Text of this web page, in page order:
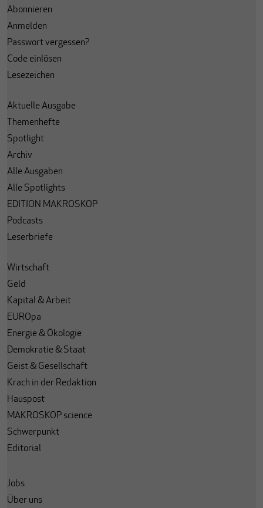
Abonnieren
Anmelden
Passwort vergessen?
Code einlösen
Lesezeichen
Aktuelle Ausgabe
Themenhefte
Spotlight
Archiv
Alle Ausgaben
Alle Spotlights
EDITION MAKROSKOP
Podcasts
Leserbriefe
Wirtschaft
Geld
Kapital & Arbeit
EUROpa
Energie & Ökologie
Demokratie & Staat
Geist & Gesellschaft
Krach in der Redaktion
Hauspost
MAKROSKOP science
Schwerpunkt
Editorial
Jobs
Über uns